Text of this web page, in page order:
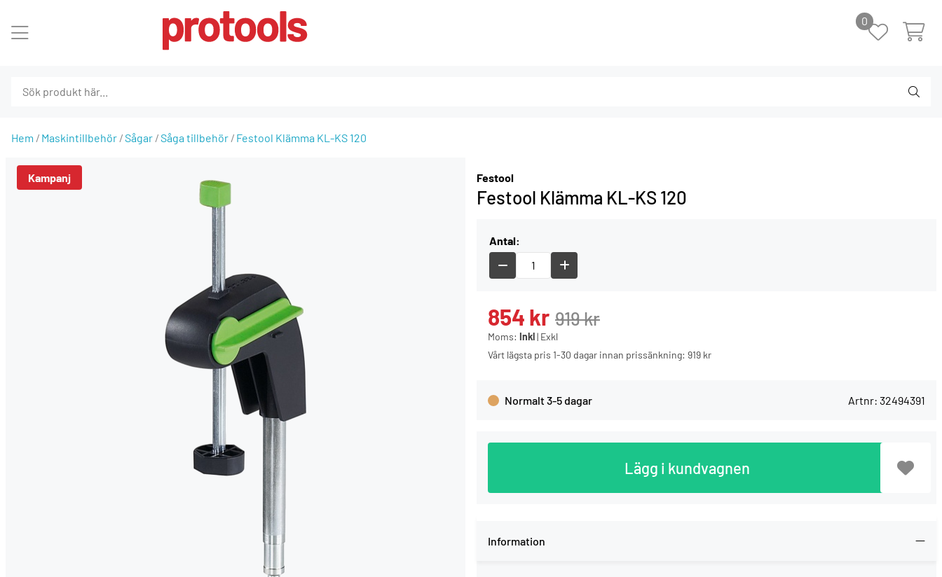
0
Hem Maskintillbehör Sågar Såga tillbehör Festool Klämma KL-KS 120
Festool
Festool Klämma KL-KS 120
Antal:
919kr
854 kr
Moms: Inkl| Exkl
Vårt lägsta pris 1-30 dagar innan prissänkning: 919 kr
Normalt 3-5 dagar Artnr: 32494391
Lägg i kundvagnen
Information